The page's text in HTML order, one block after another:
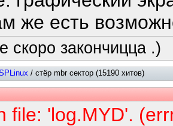
же есть
скоро закончицца .)
/ стёр mbr сектор (15190 хитов)
file: 'log.MYD'.